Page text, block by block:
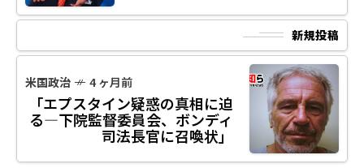
新規投稿
米国政治 4 ヶ月前
「エプスタイン疑惑の真相に迫
る―下院監督委員会、ボンディ
司法長官に召喚状」